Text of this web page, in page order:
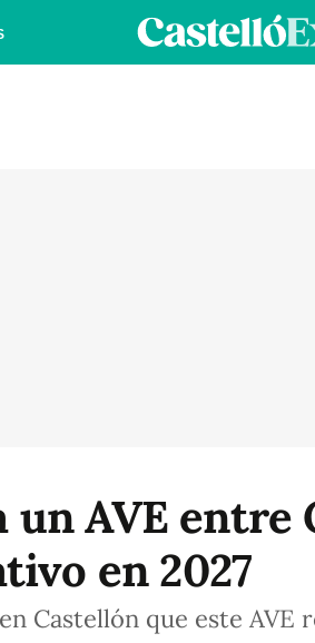
un AVE entre
en 2027
Castellón que este